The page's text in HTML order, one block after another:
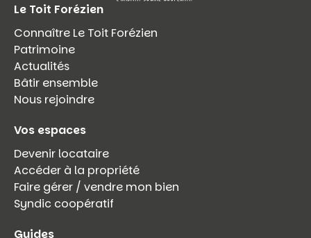
Le Toit Forézien
Connaître Le Toit Forézien
Patrimoine
Actualités
Bâtir ensemble
Nous rejoindre
Vos espaces
Devenir locataire
Accéder à la propriété
Faire gérer / vendre mon bien
Syndic coopératif
Guides